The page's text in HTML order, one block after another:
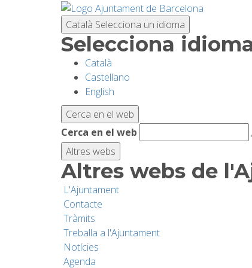
Català Selecciona un idioma
Selecciona
Català
Castellano
English
Cerca en el web
Cerca en el web
Altres webs
Altres webs de
L'Ajuntament
Contacte
Tràmits
Treballa a l'Ajuntament
Notícies
Agenda